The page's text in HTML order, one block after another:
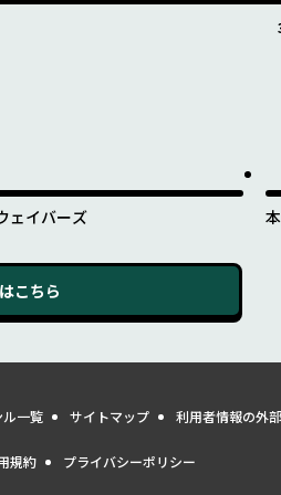
ェイバーズ
こちら
ル一覧 サイトマップ 利用者情報の外
規約 プライバシーポリシー